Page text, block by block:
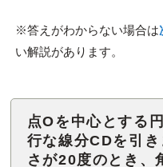
※答えがわからない場合は
い解説があります。
点Oを中心とする
行な線分CDを引
さが20度のとき、